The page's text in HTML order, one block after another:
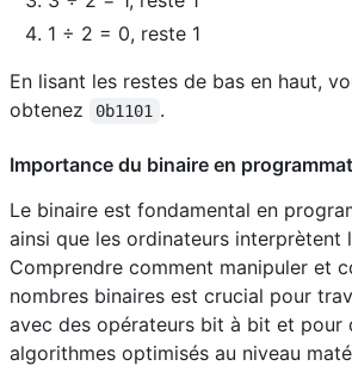
1 ÷ 2 = 0, reste 1
En lisant les restes de bas en haut,
obtenez
0b1101 .
Importance du binaire en
Le binaire est fondamental en
ainsi que les ordinateurs interprètent
Comprendre comment manipuler et
nombres binaires est crucial pour
avec des opérateurs bit à bit et pour
algorithmes optimisés au niveau